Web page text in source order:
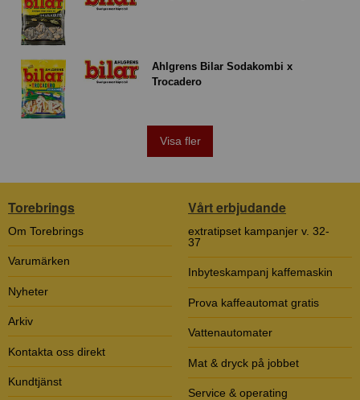
Ahlgrens Bilar Sodakombi x
Trocadero
Visa fler
Torebrings
Om Torebrings
Varumärken
Nyheter
Arkiv
Kontakta oss direkt
Kundtjänst
Vårt erbjudande
extratipset kampanjer v. 32-
37
Inbyteskampanj kaffemaskin
Prova kaffeautomat gratis
Vattenautomater
Mat & dryck på jobbet
Service & operating